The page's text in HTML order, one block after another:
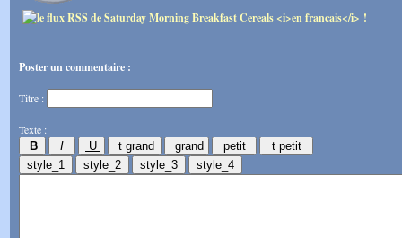
Poster un commentaire :
Titre :
Texte :